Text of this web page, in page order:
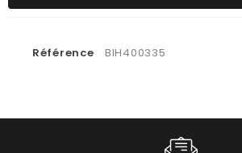
Référence BIH400335